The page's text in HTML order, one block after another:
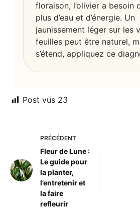
floraison, l’olivier a besoin
plus d’eau et d’énergie. Un
jaunissement léger sur les
feuilles peut être naturel,
s’étend, appliquez ce
Post vus 23
PRÉCÉDENT
Fleur de Lune :
Le guide pour
la planter,
l’entretenir et
la faire
refleurir